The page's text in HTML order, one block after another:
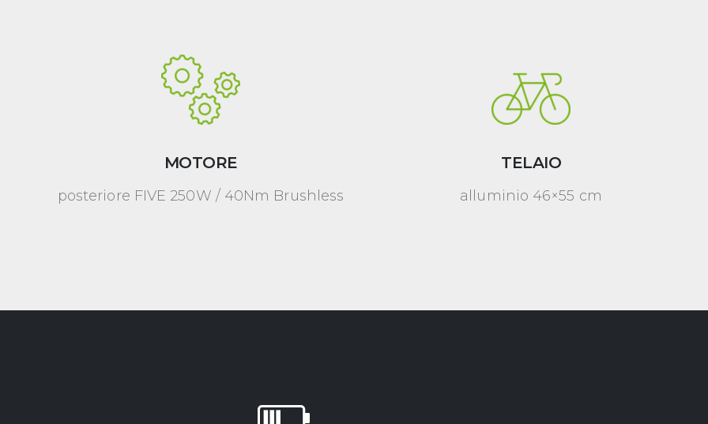
MOTORE
posteriore FIVE 250W / 40Nm Brushless
TELAIO
alluminio 46×55 cm